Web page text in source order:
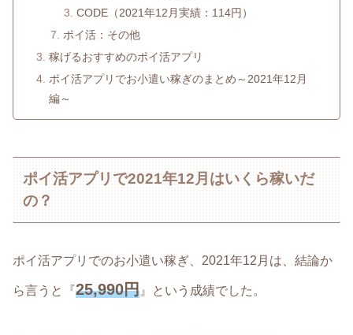
CODE（2021年12月実績：114円）
ポイ活：その他
稼げるおすすめのポイ活アプリ
ポイ活アプリでお小遣い稼ぎのまとめ～2021年12月
編～
ポイ活アプリで2021年12月はいくら稼いだ
の？
ポイ活アプリでのお小遣い稼ぎ、2021年12月は、結論か
ら言うと『25,990円』という成績でした。